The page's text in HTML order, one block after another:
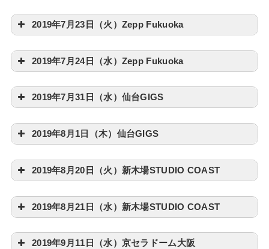
2019年7月23日（火）Zepp Fukuoka
2019年7月24日（水）Zepp Fukuoka
2019年7月31日（水）仙台GIGS
2019年8月1日（木）仙台GIGS
2019年8月20日（火）新木場STUDIO COAST
2019年8月21日（水）新木場STUDIO COAST
2019年9月11日（水）京セラドーム大阪